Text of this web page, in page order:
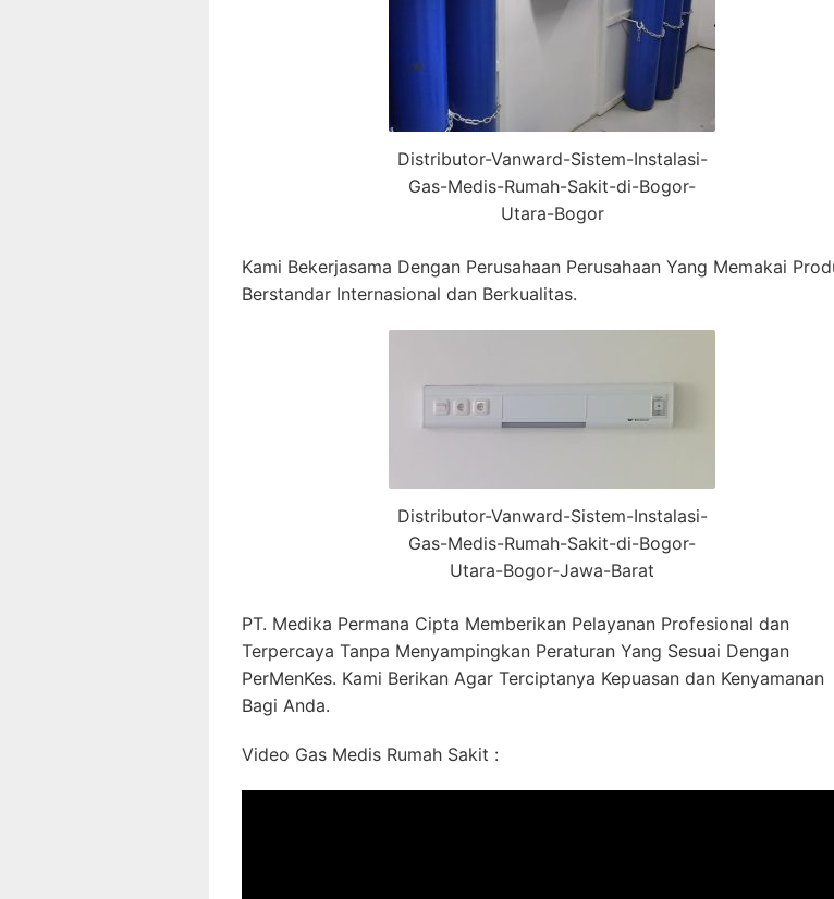
Distributor-Vanward-Sistem-Instalasi-
Gas-Medis-Rumah-Sakit-di-Bogor-
Utara-Bogor
Kami Bekerjasama Dengan Perusahaan Perusahaan Yang Memakai
Berstandar Internasional dan Berkualitas.
Distributor-Vanward-Sistem-Instalasi-
Gas-Medis-Rumah-Sakit-di-Bogor-
Utara-Bogor-Jawa-Barat
PT. Medika Permana Cipta Memberikan Pelayanan Profesional dan
Terpercaya Tanpa Menyampingkan Peraturan Yang Sesuai Dengan
PerMenKes. Kami Berikan Agar Terciptanya Kepuasan dan Kenyamanan
Bagi Anda.
Video Gas Medis Rumah Sakit :